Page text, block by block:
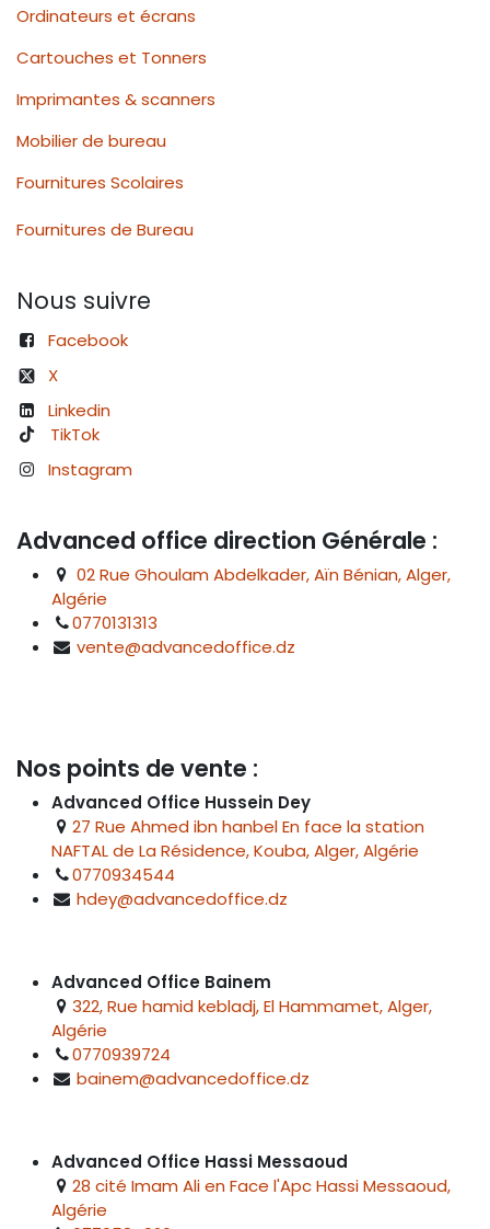
Ordinateurs et écrans
Cartouches et Tonners
Imprimantes & scanners
Mobilier de bureau
Fournitures Scolaires
Fournitures de Bureau
Nous suivre
Facebook
X
Linkedin
TikTok
Instagram
Advanced office direction Générale :
02 Rue Ghoulam Abdelkader, Aïn Bénian, Alger,
Algérie
0770131313
vente@advancedoffice.dz
Nos points de vente :
Advanced Office Hussein Dey
27 Rue Ahmed ibn hanbel En face la station
NAFTAL de La Résidence, Kouba, Alger, Algérie
0770934544
hdey@advancedoffice.dz
Advanced Office Bainem
322, Rue hamid kebladj, El Hammamet, Alger,
Algérie
0770939724
bainem@advancedoffice.dz
Advanced Office Hassi Messaoud
28 cité Imam Ali en Face l'Apc Hassi Messaoud,
Algérie